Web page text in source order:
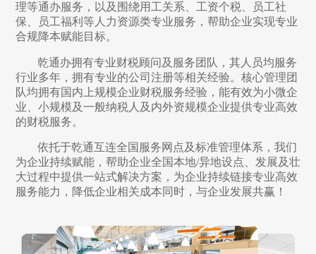
理等通办服务，以及围绕用工关系、工资个税、员工社
保、员工福利等人力资源类专业服务，帮助企业实现专业
合规降本赋能目标。
乾通办拥有专业财税顾问及服务团队，其人员均服务
行业多年，拥有专业的公司注册等相关经验。核心管理团
队均拥有国内上规模企业财税服务经验，能有效为小微企
业、小规模及一般纳税人及内外资规模企业提供专业高效
的财税服务。
依托于乾通互连全国服务网点及标准管理体系，我们
为企业持续赋能，帮助企业全国本地/异地设点、发展及壮
大过程中提供一站式解决方案，为企业持续链接专业高效
服务能力，降低企业相关成本同时，与企业发展共赢！